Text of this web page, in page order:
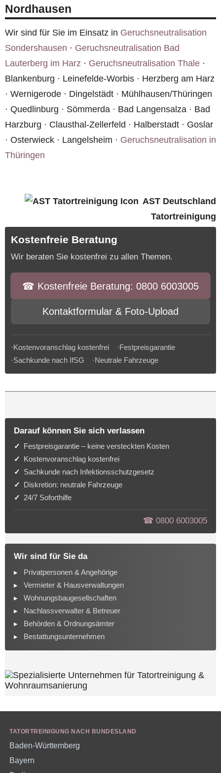
Richtlinien des Robert Koch-Instituts.
Nordhausen
Wir sind für Sie im Einsatz in Geruchsneutralisation
Sondershausen · Geruchsneutralisation Bad
Lauterberg im Harz · Geruchsneutralisation Thale ·
Blankenburg · Leinefelde-Worbis · Herzberg am Harz
· Wernigerode · Dingelstädt · Mühlhausen/Thüringen
· Quedlinburg · Sömmerda · Bad Langensalza · Bad
Harzburg · Clausthal-Zellerfeld · Halberstadt · Goslar
· Osterwieck · Langelsheim · Geruchsneutralisation in
Thüringen
AST Deutschland
Tatortreinigung
Kostenfreie Beratung
Wir beraten Sie kostenfrei zu allen Themen.
☎︎ Kostenfreie Beratung: 0800 6003005
Kontaktformular & Foto-Upload
·Kostenvoranschlag kostenfrei ·Festpreisgarantie
·Sachkunde nach IfSG ·Neutrale Fahrzeuge
Darauf können Sie sich verlassen
Festpreisgarantie – keine versteckten Kosten
Kostenvoranschlag kostenfrei
Sachkunde nach Infektionsschutzgesetz
Diskretion: neutrale Fahrzeuge
24/7 Soforthilfe
☎︎ 0800 6003005
Wir sind für Sie da
Privatpersonen & Angehörige
Vermieter & Hausverwaltungen
Wohnungsbaugesellschaften
Nachlassverwalter & Betreuer
Behörden & Ordnungsämter
Bestattungsunternehmen
TATORTREINIGUNG NACH BUNDESLAND
Baden-Württemberg
Bayern